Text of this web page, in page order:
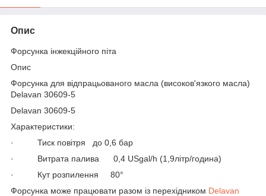
Опис
Форсунка інжекційного піта
Опис
Форсунка для відпрацьованого масла (високов'язкого масла)
Delavan 30609-5
Delavan 30609-5
Характеристики:
· Тиск повітря до 0,6 бар
· Витрата палива 0,4 USgal/h (1,9літр/година)
· Кут розпилення 80°
Форсунка може працювати разом із перехідником Delavan